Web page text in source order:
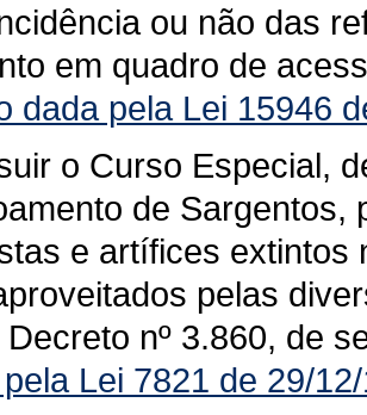
ou não das
em quadro de
dada pela Lei 15946
o Curso Especial,
de
e artífices extintos
pelas
nº 3.860, de
Lei 7821 de 29/